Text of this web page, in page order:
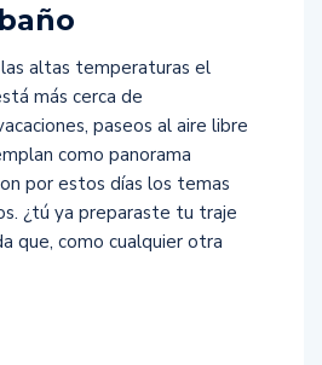
altas temperaturas el
más cerca de
paseos al aire libre
como panorama
por estos días los temas
¿tú ya preparaste tu traje
que, como cualquier otra